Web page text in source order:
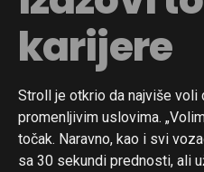
karijere
Stroll je otkrio da najviše voli
promenljivim uslovima.
točak. Naravno, kao i svi
sa 30 sekundi prednosti, ali